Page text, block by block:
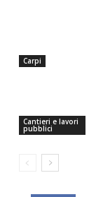
Carpi
Cantieri e lavori
pubblici